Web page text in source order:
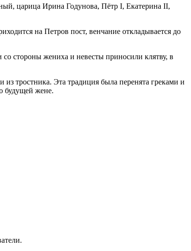
царица Ирина Годунова, Пётр I, Екатерина II,
на Петров пост, венчание откладывается до
стороны жениха и невесты приносили клятву, в
тростника. Эта традиция была перенята греками и
будущей жене.